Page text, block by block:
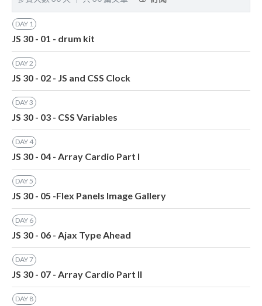
DAY 1
JS 30 - 01 - drum kit
DAY2
JS 30 - 02 - JS and CSS Clock
DAY3
JS 30 - 03 - CSS Variables
DAY4
JS 30 - 04 - Array Cardio Part I
DAY5
JS 30 - 05 -Flex Panels Image Gallery
DAY 6
JS 30 - 06 - Ajax Type Ahead
DAY7
JS 30 - 07 - Array Cardio Part II
DAY 8